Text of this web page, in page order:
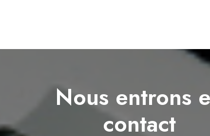
Nous entrons
contact